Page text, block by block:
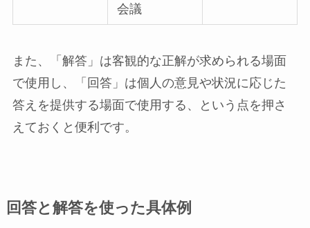
会議
また、「解答」は客観的な正解が求められる場面
で使用し、「回答」は個人の意見や状況に応じた
答えを提供する場面で使用する、という点を押さ
えておくと便利です。
回答と解答を使った具体例